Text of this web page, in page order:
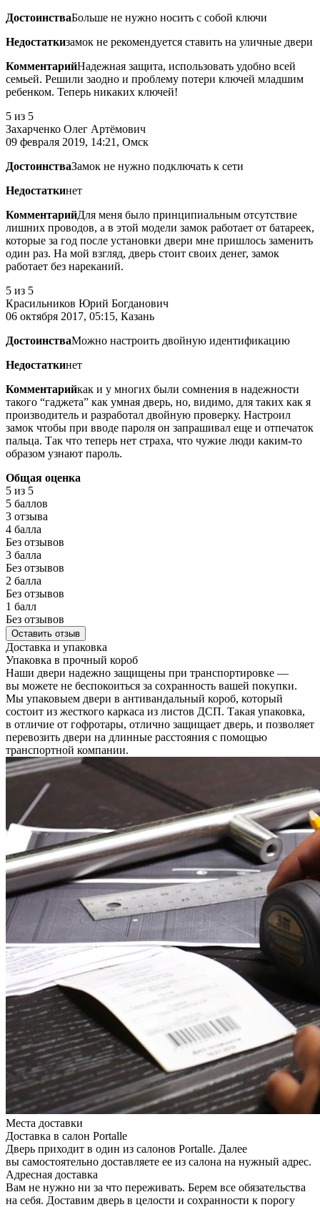
ДостоинстваБольше не нужно носить с собой ключи
Недостаткизамок не рекомендуется ставить на уличные двери
КомментарийНадежная защита, использовать удобно всей
семьей. Решили заодно и проблему потери ключей младшим
ребенком. Теперь никаких ключей!
5 из 5
Захарченко Олег Артёмович
09 февраля 2019, 14:21, Омск
ДостоинстваЗамок не нужно подключать к сети
Недостаткинет
КомментарийДля меня было принципиальным отсутствие
лишних проводов, а в этой модели замок работает от батареек,
которые за год после установки двери мне пришлось заменить
один раз. На мой взгляд, дверь стоит своих денег, замок
работает без нареканий.
5 из 5
Красильников Юрий Богданович
06 октября 2017, 05:15, Казань
ДостоинстваМожно настроить двойную идентификацию
Недостаткинет
Комментарийкак и у многих были сомнения в надежности
такого “гаджета” как умная дверь, но, видимо, для таких как я
производитель и разработал двойную проверку. Настроил
замок чтобы при вводе пароля он запрашивал еще и отпечаток
пальца. Так что теперь нет страха, что чужие люди каким-то
образом узнают пароль.
Общая оценка
5 из 5
5 баллов
3 отзыва
4 балла
Без отзывов
3 балла
Без отзывов
2 балла
Без отзывов
1 балл
Без отзывов
Оставить отзыв
Доставка и упаковка
Упаковка в прочный короб
Наши двери надежно защищены при транспортировке —
вы можете не беспокоиться за сохранность вашей покупки.
Мы упаковыем двери в антивандальный короб, который
состоит из жесткого каркаса из листов ДСП. Такая упаковка,
в отличие от гофротары, отлично защищает дверь, и позволяет
перевозить двери на длинные расстояния с помощью
транспортной компании.
Места доставки
Доставка в салон Portalle
Дверь приходит в один из салонов Portalle. Далее
вы самостоятельно доставляете ее из салона на нужный адрес.
Адресная доставка
Вам не нужно ни за что переживать. Берем все обязательства
на себя. Доставим дверь в целости и сохранности к порогу